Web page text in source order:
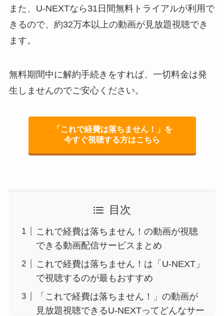
また、U-NEXTなら31日間無料トライアルが利用で
きるので、約32万本以上の動画が見放題視聴でき
ます。
無料期間中に解約手続きをすれば、一切料金は発
生しませんのでご安心ください。
「これで経費は落ちません！」を
今すぐ視聴する方はこちら
目次
これで経費は落ちません！の動画が視聴
できる動画配信サービスまとめ
これで経費は落ちません！は「U-NEXT」
で視聴するのが最もおすすめ
「これで経費は落ちません！」の動画が
見放題視聴できるU-NEXTってどんなサー